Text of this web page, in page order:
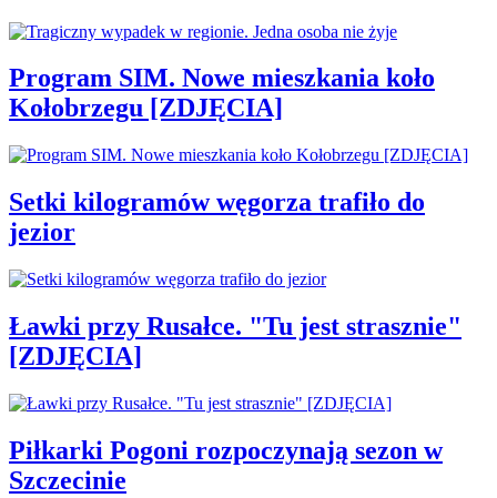
Program SIM. Nowe mieszkania koło
Kołobrzegu [ZDJĘCIA]
Setki kilogramów węgorza trafiło do
jezior
Ławki przy Rusałce. "Tu jest strasznie"
[ZDJĘCIA]
Piłkarki Pogoni rozpoczynają sezon w
Szczecinie